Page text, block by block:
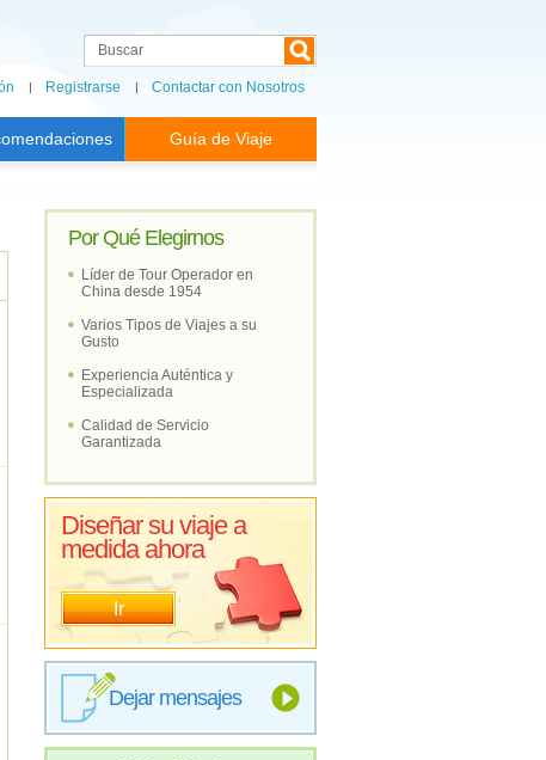
Registrarse Contactar con Nosotros
Guía de Viaje
Por Qué Elegirnos
Líder de Tour Operador en
China desde 1954
Varios Tipos de Viajes a su
Gusto
Experiencia Auténtica y
Especializada
Calidad de Servicio
Garantizada
Diseñar su viaje a
medida ahora
Ir
Dejar mensajes